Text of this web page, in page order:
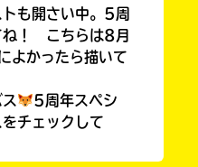
...
も開さい中。5周
ね！ こちらは8月
よかったら描いて
5周年スペシ
チェックして